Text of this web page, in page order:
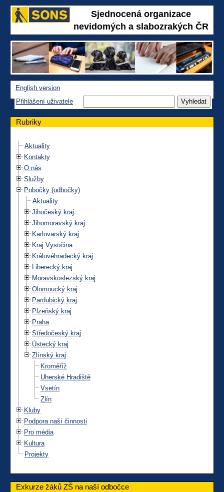
Sjednocená organizace
nevidomých a slabozrakých ČR
English version
Přihlášení uživatele
Rubriky
Aktuality
Kontakty
O nás
Služby
Pobočky (odbočky)
Aktuality
Jihočeský kraj
Jihomoravský kraj
Karlovarský kraj
Kraj Vysočina
Královéhradecký kraj
Liberecký kraj
Moravskoslezský kraj
Olomoucký kraj
Pardubický kraj
Plzeňský kraj
Praha
Středočeský kraj
Ústecký kraj
Zlínský kraj
Kroměříž
Uherské Hradiště
Vsetín
Zlín
Kluby
Podpora naší činnosti
Pro média
Kultura
Projekty
Exkurze žáků ZŠ na naší odbočce